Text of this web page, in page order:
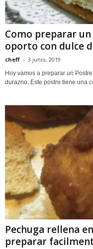
Como preparar
oporto con dulce
cheff - 3 junio, 2019
Hoy vamos a preparar un
durazno. Este postre tiene una
Pechuga rellena
preparar